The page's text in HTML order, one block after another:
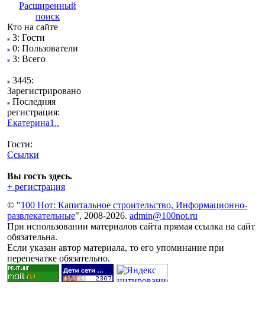
Расширенный
поиск
Кто на сайте
3: Гости
0: Пользователи
3: Всего
3445:
Зарегистрировано
Последняя
регистрация:
Екатерина1..
Гости:
Ссылки
Вы гость здесь.
+ регистрация
© "100 Нот: Капитальное строительство, Информационно-
развлекательные", 2008-2026. admin@100not.ru
При использовании материалов сайта прямая ссылка на сайт
обязательна.
Если указан автор материала, то его упоминание при
перепечатке обязательно.